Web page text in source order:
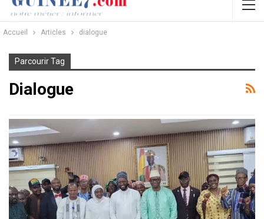
Accueil Articles dialogue
Parcourir Tag
Dialogue